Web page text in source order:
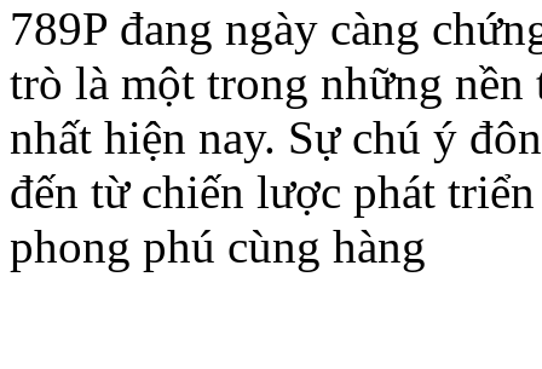
789P đang ngày càng
trò là một trong những
nhất hiện nay. Sự chú ý
đến từ chiến lược phát
phong phú cùng hàng